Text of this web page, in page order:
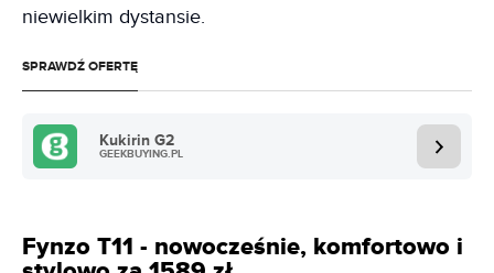
niewielkim dystansie.
SPRAWDŹ OFERTĘ
Kukirin G2
GEEKBUYING.PL
Fynzo T11 - nowocześnie, komfortowo i